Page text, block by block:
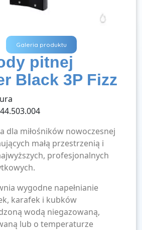
Galeria produktu
pitnej
Black 3P Fizz
dla miłośników nowoczesnej
małą przestrzenią i
profesjonalnych
wygodne napełnianie
karafek i kubków
wodą niegazowaną,
lub o temperaturze